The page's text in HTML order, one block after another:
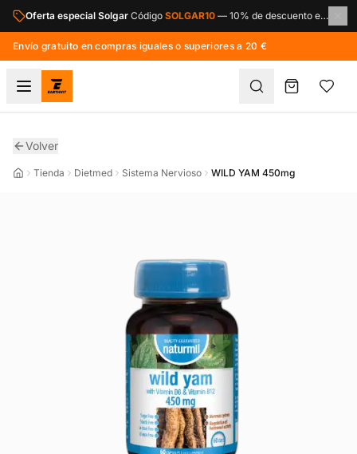
Saltar al contenido principal
Oferta especial Solgar Código SOLGAR10 — 10% de descuento en toda la marca Solgar.
Envío gratuito en compras iguales o superiores a 20 €
Volver
Tienda Dietmed Sistema Nervioso WILD YAM 450mg